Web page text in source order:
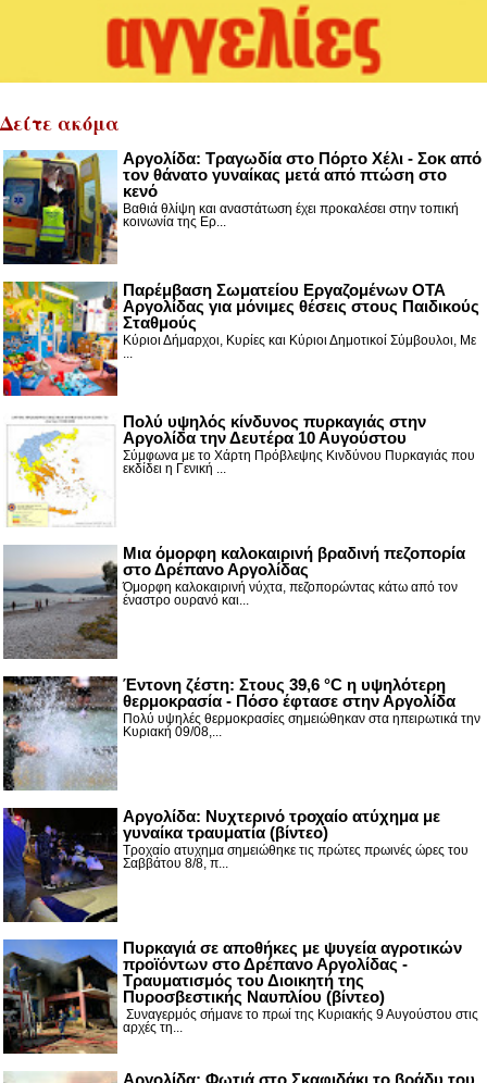
Δείτε ακόμα
Αργολίδα: Τραγωδία στο Πόρτο Χέλι - Σοκ από
τον θάνατο γυναίκας μετά από πτώση στο
κενό
Βαθιά θλίψη και αναστάτωση έχει προκαλέσει στην τοπική
κοινωνία της Ερ...
Παρέμβαση Σωματείου Εργαζομένων ΟΤΑ
Αργολίδας για μόνιμες θέσεις στους Παιδικούς
Σταθμούς
Κύριοι Δήμαρχοι, Κυρίες και Κύριοι Δημοτικοί Σύμβουλοι, Με
Πολύ υψηλός κίνδυνος πυρκαγιάς στην
Αργολίδα την Δευτέρα 10 Αυγούστου
Σύμφωνα με το Χάρτη Πρόβλεψης Κινδύνου Πυρκαγιάς που
εκδίδει η Γενική ...
Μια όμορφη καλοκαιρινή βραδινή πεζοπορία
στο Δρέπανο Αργολίδας
Όμορφη καλοκαιρινή νύχτα, πεζοπορώντας κάτω από τον
έναστρο ουρανό και...
Έντονη ζέστη: Στους 39,6 °C η υψηλότερη
θερμοκρασία - Πόσο έφτασε στην Αργολίδα
Πολύ υψηλές θερμοκρασίες σημειώθηκαν στα ηπειρωτικά την
Κυριακή 09/08,...
Αργολίδα: Νυχτερινό τροχαίο ατύχημα με
γυναίκα τραυματία (βίντεο)
Τροχαίο ατυχημα σημειώθηκε τις πρώτες πρωινές ώρες του
Σαββάτου 8/8, π...
Πυρκαγιά σε αποθήκες με ψυγεία αγροτικών
προϊόντων στο Δρέπανο Αργολίδας -
Τραυματισμός του Διοικητή της
Πυροσβεστικής Ναυπλίου (βίντεο)
Συναγερμός σήμανε το πρωί της Κυριακής 9 Αυγούστου στις
αρχές τη...
Αργολίδα: Φωτιά στο Σκαφιδάκι το βράδυ του